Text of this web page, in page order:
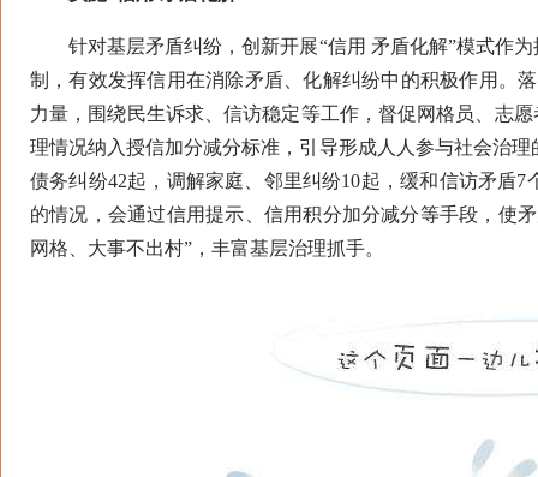
针对基层矛盾纠纷，创新开展“信用 矛盾化解”模式作为
制，有效发挥信用在消除矛盾、化解纠纷中的积极作用。
力量，围绕民生诉求、信访稳定等工作，督促网格员、志
理情况纳入授信加分减分标准，引导形成人人参与社会治
债务纠纷42起，调解家庭、邻里纠纷10起，缓和信访矛盾
的情况，会通过信用提示、信用积分加分减分等手段，使
网格、大事不出村”，丰富基层治理抓手。